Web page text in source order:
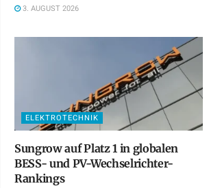
3. AUGUST 2026
ELEKTROTECHNIK
Sungrow auf Platz 1 in globalen
BESS- und PV-Wechselrichter-
Rankings